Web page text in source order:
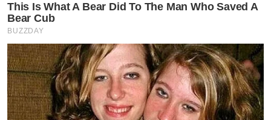
This Is What A Bear Did To The Man Who Saved A
Bear Cub
BUZZDAY